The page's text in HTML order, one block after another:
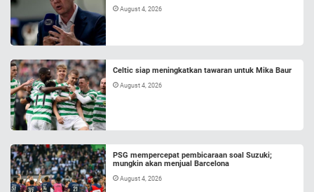
August 4, 2026
Celtic siap meningkatkan tawaran untuk Mika Baur
August 4, 2026
PSG mempercepat pembicaraan soal Suzuki;
mungkin akan menjual Barcelona
August 4, 2026